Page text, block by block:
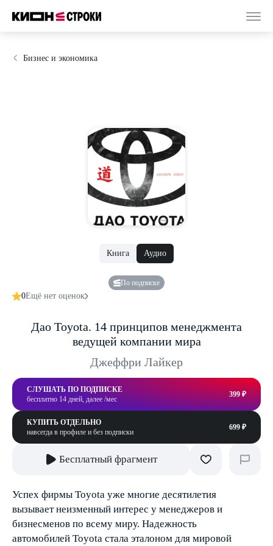
Бизнес и экономика
Книга Аудио
По подписке
0Ещё нет оценок
Дао Toyota. 14 принципов менеджмента
ведущей компании мира
Джеффри Лайкер
СЛУШАТЬ ПО ПОДПИСКЕ
бесплатно 14 дней, далее /мес
399 ₽
КУПИТЬ ОТДЕЛЬНО
навсегда в профиле и без подписки
699 ₽
Бесплатный фрагмент
Успех фирмы Toyota уже многие десятилетия
вызывает неизменный интерес у менеджеров и
бизнесменов по всему миру. Надежность
автомобилей Toyota стала эталоном для мировой